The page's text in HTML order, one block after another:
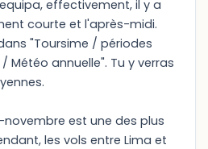
effectivement, il y a
courte et l'après-midi.
"Toursime / périodes
Météo annuelle". Tu y verras
est une des plus
les vols entre Lima et